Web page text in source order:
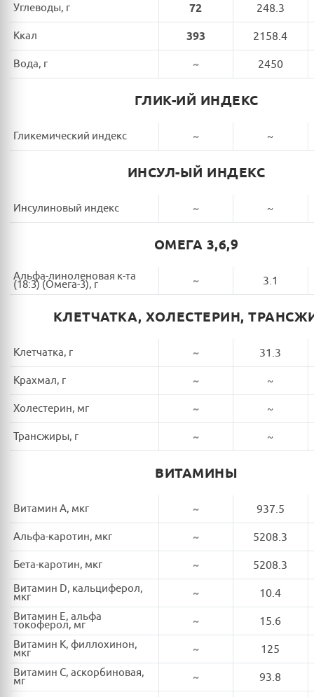
Углеводы, г 72 248.3
Ккал 393 2158.4
Вода, г ~ 2450
ГЛИК-ИЙ ИНДЕКС
Гликемический индекс ~ ~
ИНСУЛ-ЫЙ ИНДЕКС
Инсулиновый индекс ~ ~
ОМЕГА 3,6,9
Альфа-линоленовая к-та
(18:3) (Омега-3), г ~ 3.1
КЛЕТЧАТКА, ХОЛЕСТЕРИН,
Клетчатка, г ~ 31.3
Крахмал, г ~ ~
Холестерин, мг ~ ~
Трансжиры, г ~ ~
ВИТАМИНЫ
Витамин A, мкг ~ 937.5
Альфа-каротин, мкг ~ 5208.3
Бета-каротин, мкг ~ 5208.3
Витамин D, кальциферол,
мкг ~ 10.4
Витамин E, альфа
токоферол, мг ~ 15.6
Витамин K, филлохинон,
мкг ~ 125
Витамин C, аскорбиновая,
мг ~ 93.8